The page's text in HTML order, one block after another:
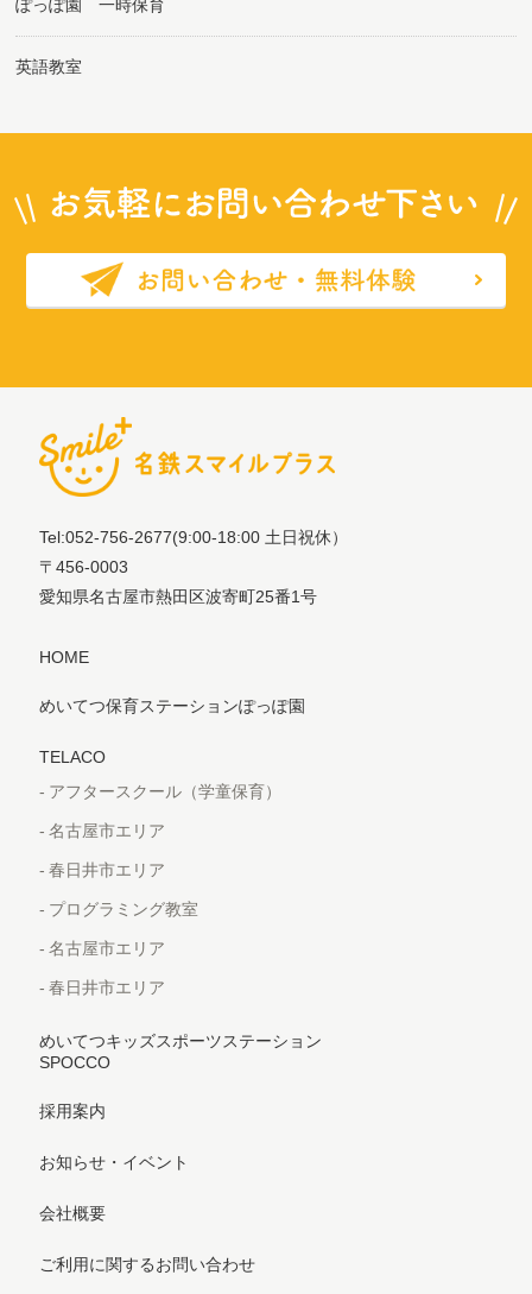
ぽっぽ園 一時保育
英語教室
Tel:052-756-2677(9:00-18:00 土日祝休）
〒456-0003
愛知県名古屋市熱田区波寄町25番1号
HOME
めいてつ保育ステーションぽっぽ園
TELACO
アフタースクール（学童保育）
名古屋市エリア
春日井市エリア
プログラミング教室
名古屋市エリア
春日井市エリア
めいてつキッズスポーツステーション
SPOCCO
採用案内
お知らせ・イベント
会社概要
ご利用に関するお問い合わせ